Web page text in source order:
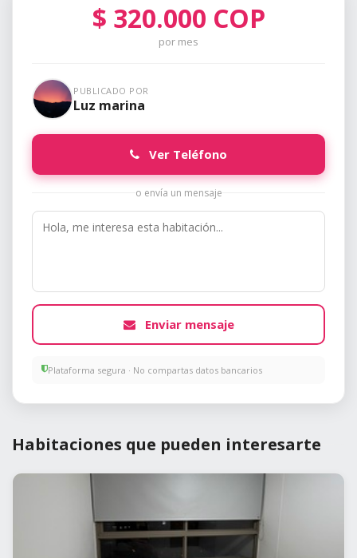
$ 320.000 COP
por mes
PUBLICADO POR
Luz marina
Ver Teléfono
o envía un mensaje
Enviar mensaje
Plataforma segura · No compartas datos bancarios
Habitaciones que pueden interesarte